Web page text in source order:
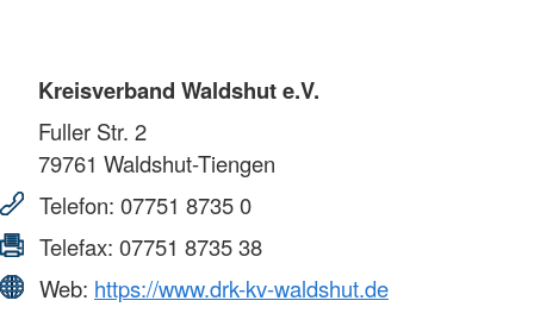
Kreisverband Waldshut e.V.
Fuller Str. 2
79761 Waldshut-Tiengen
Telefon: 07751 8735 0
Telefax: 07751 8735 38
Web: https://www.drk-kv-waldshut.de